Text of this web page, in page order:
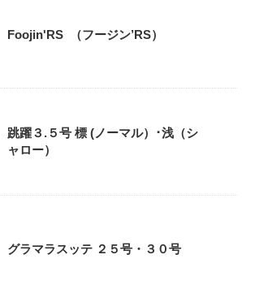
Foojin'RS （フージン’RS）
跳躍３.５号 標 (ノーマル）･浅（シ
ャロー）
グラマラスッテ ２５号・３０号